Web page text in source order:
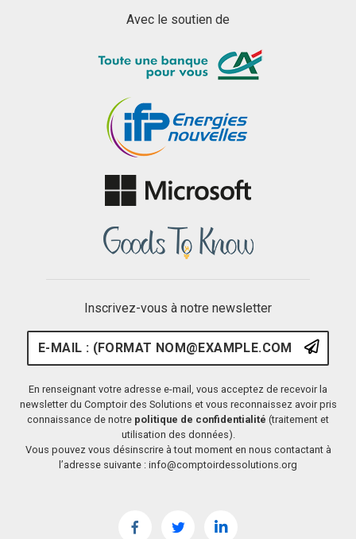
Avec le soutien de
Inscrivez-vous à notre newsletter
E-mail : (format
En renseignant votre adresse e-mail, vous acceptez de recevoir la
newsletter du Comptoir des Solutions et vous reconnaissez avoir pris
connaissance de notre politique de confidentialité (traitement et
utilisation des données).
Vous pouvez vous désinscrire à tout moment en nous contactant à
l’adresse suivante : info@comptoirdessolutions.org